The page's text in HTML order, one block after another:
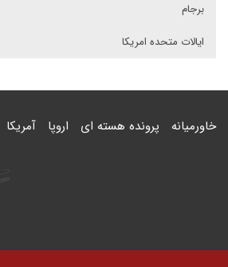
برجام
ایالات متحده امریکا
خاورمیانه پرونده هسته ای اروپا آمریکا